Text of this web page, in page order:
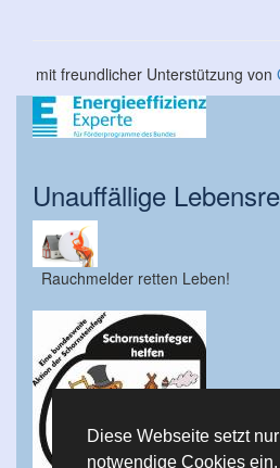
Diese Webseite setzt
notwendige Cookies
mit freundlicher Unterstützung von
Unauffällige
Rauchmelder retten Leben!